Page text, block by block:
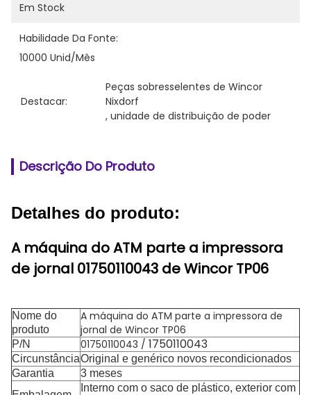
Em Stock
Habilidade Da Fonte:
10000 Unid/mês
Destacar:
Peças sobresselentes de Wincor
Nixdorf
, unidade de distribuição de poder
Descrição Do Produto
Detalhes do produto:
A máquina do ATM parte a impressora
de jornal 01750110043 de Wincor TP06
Nome do
produto
A máquina do ATM parte a impressora de
jornal de Wincor TP06
P/N 01750110043 / 1750110043
CircunstânciaOriginal e genérico novos recondicionados
Garantia
3 meses
Interno com o saco de plástico, exterior com